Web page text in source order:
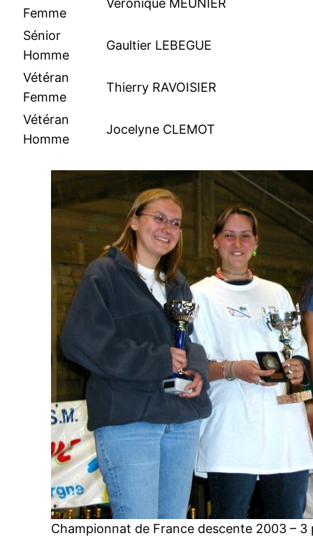
Femme
Sénior
Homme
Gaultier LEBEGUE
Vétéran
Femme
Thierry RAVOISIER
Vétéran
Homme
Jocelyne CLEMOT
Championnat de France descente 2003 – 3